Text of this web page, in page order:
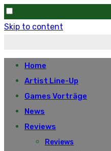
Skip to content
Home
Artist Line-Up
Games Vorträge
News
Reviews
Reviews